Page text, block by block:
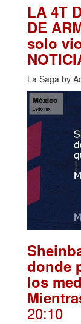
LA 4T
DE
solo
La Saga by
donde
los
20:10